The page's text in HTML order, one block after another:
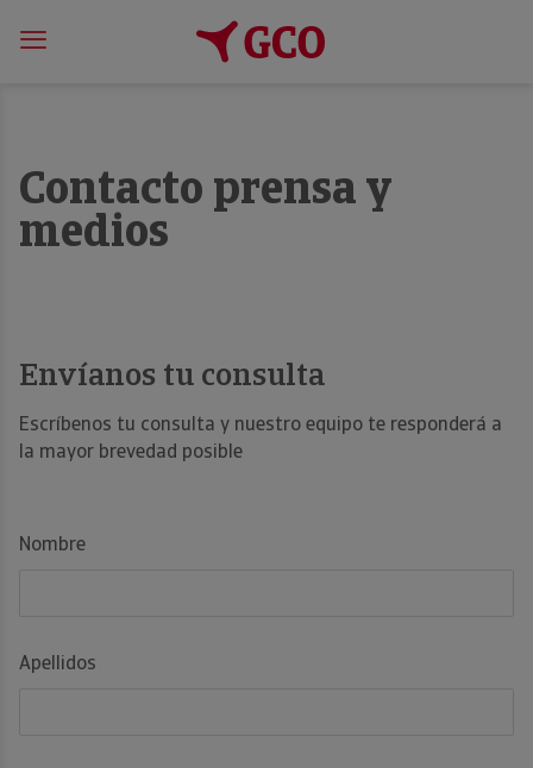
Contacto prensa y
medios
Envíanos tu consulta
Escríbenos tu consulta y nuestro equipo te responderá a
la mayor brevedad posible
Nombre
Apellidos